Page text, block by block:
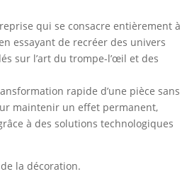
qui se consacre entièrement à
essayant de recréer des univers
sur l’art du trompe-l’œil et des
rapide d’une pièce sans
maintenir un effet permanent,
à des solutions technologiques
de la décoration.